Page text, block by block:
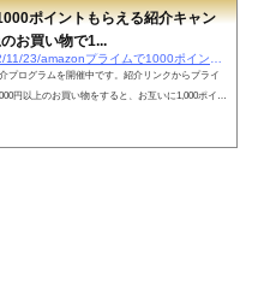
ポイントもらえる紹介キャン
お買い物で1...
プログラムを開催中です。紹介リンクからプライ
円以上のお買い物をすると、お互いに1,000ポイン